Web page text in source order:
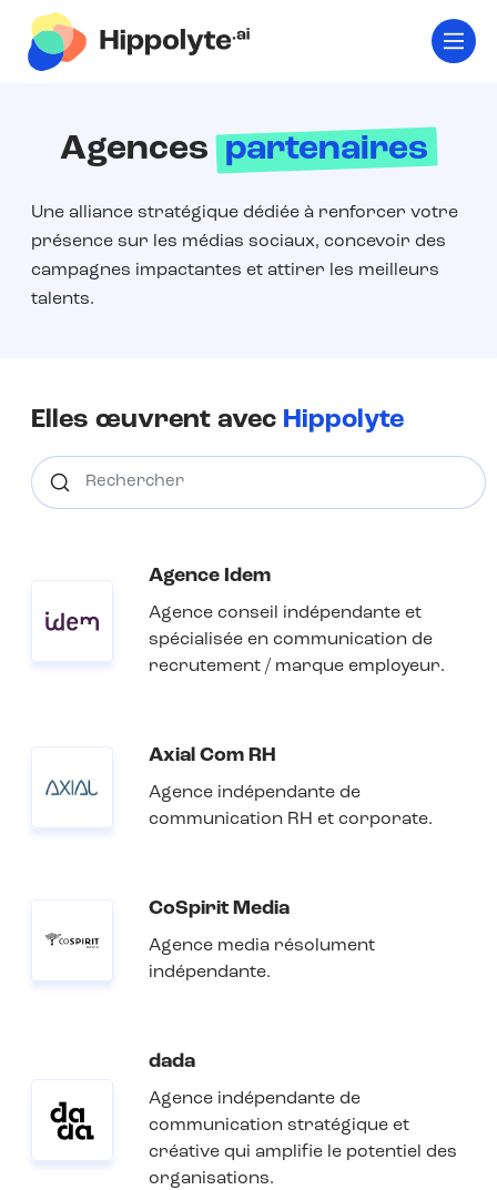
Agences partenaires
Une alliance stratégique dédiée à renforcer votre
présence sur les médias sociaux, concevoir des
campagnes impactantes et attirer les meilleurs
talents.
Elles œuvrent avec Hippolyte
Agence Idem
Agence conseil indépendante et
spécialisée en communication de
recrutement / marque employeur.
Axial Com RH
Agence indépendante de
communication RH et corporate.
CoSpirit Media
Agence media résolument
indépendante.
dada
Agence indépendante de
communication stratégique et
créative qui amplifie le potentiel des
organisations.